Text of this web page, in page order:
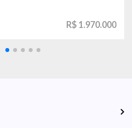
R$ 1.970.000